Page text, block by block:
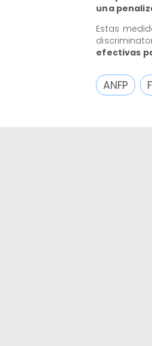
una
Estas
efectivas
ANFP